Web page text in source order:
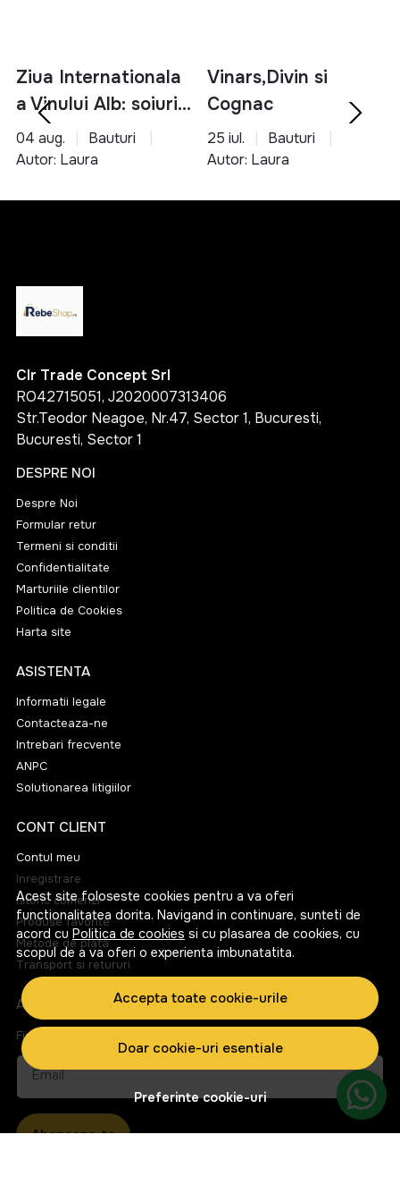
Acest site foloseste cookies pentru a va oferi
functionalitatea dorita. Navigand in continuare, sunteti de
acord cu Politica de cookies si cu plasarea de cookies, cu
scopul de a va oferi o experienta imbunatatita.
Accepta toate cookie-urile
Doar cookie-uri esentiale
Preferinte cookie-uri
Ziua Internationala
a Vinului Alb: soiuri,
servire si asocieri
culinare
04 aug.
Bauturi
Autor: Laura
Vinars,Divin si
Cognac
25 iul.
Bauturi
Autor: Laura
Clr Trade Concept Srl
RO42715051, J2020007313406
Str.Teodor Neagoe, Nr.47, Sector 1, Bucuresti,
Bucuresti, Sector 1
DESPRE NOI
Despre Noi
Formular retur
Termeni si conditii
Confidentialitate
Marturiile clientilor
Politica de Cookies
Harta site
ASISTENTA
Informatii legale
Contacteaza-ne
Intrebari frecvente
ANPC
Solutionarea litigiilor
CONT CLIENT
Contul meu
Inregistrare
Istoric comenzi
Produse favorite
Metode de plata
Transport si retururi
ABONEAZA-TE LA NEWSLETTER
Fii la curent cu toate promotiile si produsele noi din shop!
Email
Aboneaza-te